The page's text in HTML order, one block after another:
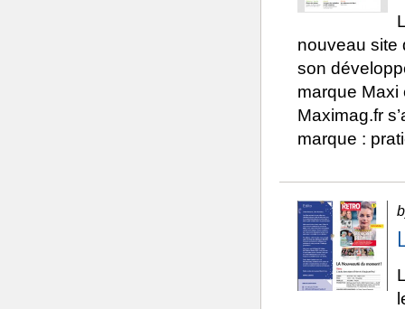
nouveau site
son
marque Maxi
Maximag.fr
marque :